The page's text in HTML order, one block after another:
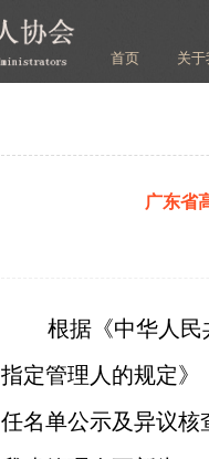
首页 关
广东省
根据《中华人
指定管理人的规定》
任名单公示及异议核